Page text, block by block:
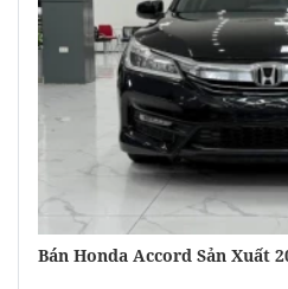
Bán Honda Accord Sản Xuất